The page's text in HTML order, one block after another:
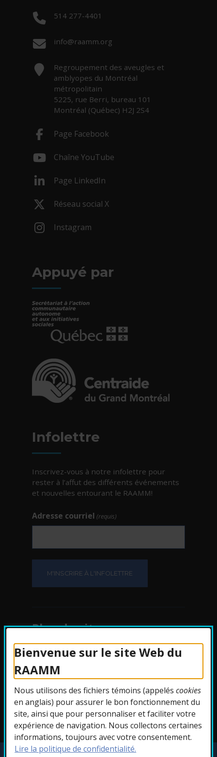
Bienvenue sur le site Web du
RAAMM
Nous utilisons des fichiers témoins (appeléscookies
en anglais) pour assurer le bon fonctionnement du
site, ainsi que pour personnaliser et faciliter votre
expérience de navigation. Nous collectons certaines
informations, toujours avec votre consentement.
Lire la politique de confidentialité.
Téléphone :
514 277-4401
Courriel :
info@raamm.org
Adresse :
Regroupement des aveugles et
amblyopes du Montréal
métropolitain
5225, rue Berri, bureau 101
Montréal (Québec) H2J 2S4
Page Facebook
Chaîne YouTube
Page LinkedIn
Réseau social X
Instagram
Appuyé par
Infolettre
Inscrivez-vous à notre infolettre pour
rester à l’affut des différents événements
et nouvelles entourant le RAAMM!
Adresse courriel (requis)
Plan du site
Protection des
renseignements
Accessibilité